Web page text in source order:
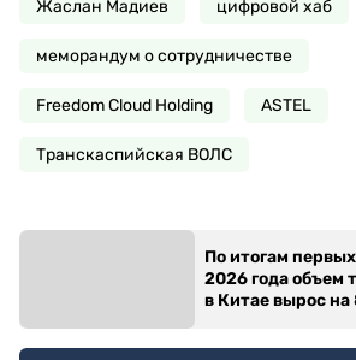
Жаслан Мадиев цифровой хаб
меморандум о сотрудничестве
Freedom Cloud Holding ASTEL
Транскаспийская ВОЛС
По итогам
2026 года объем
в Китае вырос на